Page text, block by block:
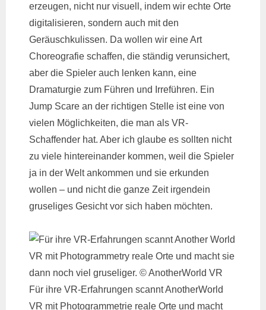
erzeugen, nicht nur visuell, indem wir echte Orte
digitalisieren, sondern auch mit den
Geräuschkulissen. Da wollen wir eine Art
Choreografie schaffen, die ständig verunsichert,
aber die Spieler auch lenken kann, eine
Dramaturgie zum Führen und Irreführen. Ein
Jump Scare an der richtigen Stelle ist eine von
vielen Möglichkeiten, die man als VR-
Schaffender hat. Aber ich glaube es sollten nicht
zu viele hintereinander kommen, weil die Spieler
ja in der Welt ankommen und sie erkunden
wollen – und nicht die ganze Zeit irgendein
gruseliges Gesicht vor sich haben möchten.
Für ihre VR-Erfahrungen scannt AnotherWorld
VR mit Photogrammetrie reale Orte und macht